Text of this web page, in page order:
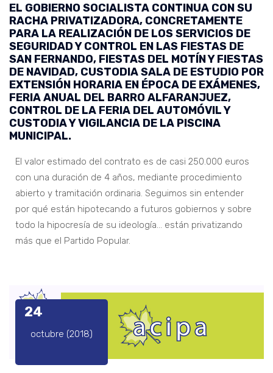
EL GOBIERNO SOCIALISTA CONTINUA CON SU
RACHA PRIVATIZADORA, CONCRETAMENTE
PARA LA REALIZACIÓN DE LOS SERVICIOS DE
SEGURIDAD Y CONTROL EN LAS FIESTAS DE
SAN FERNANDO, FIESTAS DEL MOTÍN Y FIESTAS
DE NAVIDAD, CUSTODIA SALA DE ESTUDIO POR
EXTENSIÓN HORARIA EN ÉPOCA DE EXÁMENES,
FERIA ANUAL DEL BARRO ALFARANJUEZ,
CONTROL DE LA FERIA DEL AUTOMÓVIL Y
CUSTODIA Y VIGILANCIA DE LA PISCINA
MUNICIPAL.
El valor estimado del contrato es de casi 250.000 euros
con una duración de 4 años, mediante procedimiento
abierto y tramitación ordinaria. Seguimos sin entender
por qué están hipotecando a futuros gobiernos y sobre
todo la hipocresía de su ideología… están privatizando
más que el Partido Popular.
24
octubre (2018)